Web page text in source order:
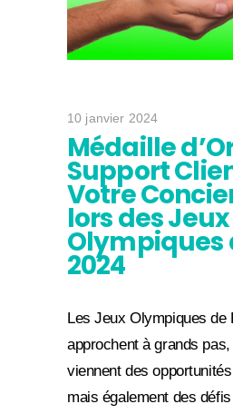
10 janvier 2024
Médaille
Support
Votre
lors des Jeux
Olympiques
2024
Les Jeux Olympiques de
approchent à grands
viennent des
mais également des